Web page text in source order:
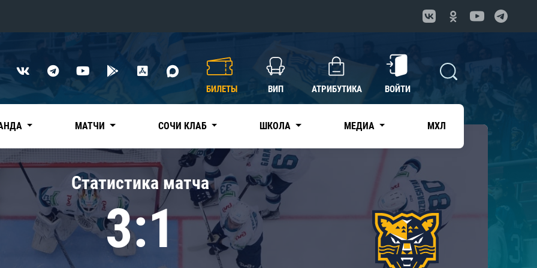
Нефтехимик
Дивизион Чернышева
Авангард
Адмирал
КХЛ
БИЛЕТЫ ВИП АТРИБУТИКА ВОЙТИ
МАТЧИ СОЧИ КЛАБ ШКОЛА МЕДИА МХЛ
Статистика матча
3:1